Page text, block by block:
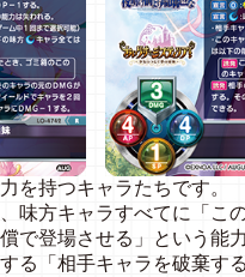
を持つキャラたちです。
味方キャラすべてに「こ
で登場させる」という能
る「相手キャラを破棄す